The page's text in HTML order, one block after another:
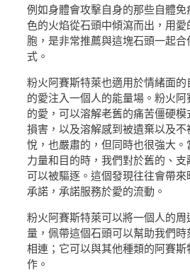
例如身體會攻擊自身的那些自體
色的火焰從石頭中傾瀉而出，用愛
胞，是非常推薦與這塊石頭一起
式。
粉火阿賽斯特萊也適用於情緒面
的愛注入一個人的能量場。粉火
的愛，可以溶解老舊的痛苦僵硬
損害，以及溶解感到被遺棄以及
悅，也嚴肅的，但同時也很強大
力量和目的時，我們對於舊的、
可以被驅逐。這個發現往往會帶
承諾，承諾服務於愛的流動。
粉火阿賽斯特萊可以將一個人的
量，佩帶這個石頭可以幫助我們
相連；它可以與其他種類的阿賽
作。